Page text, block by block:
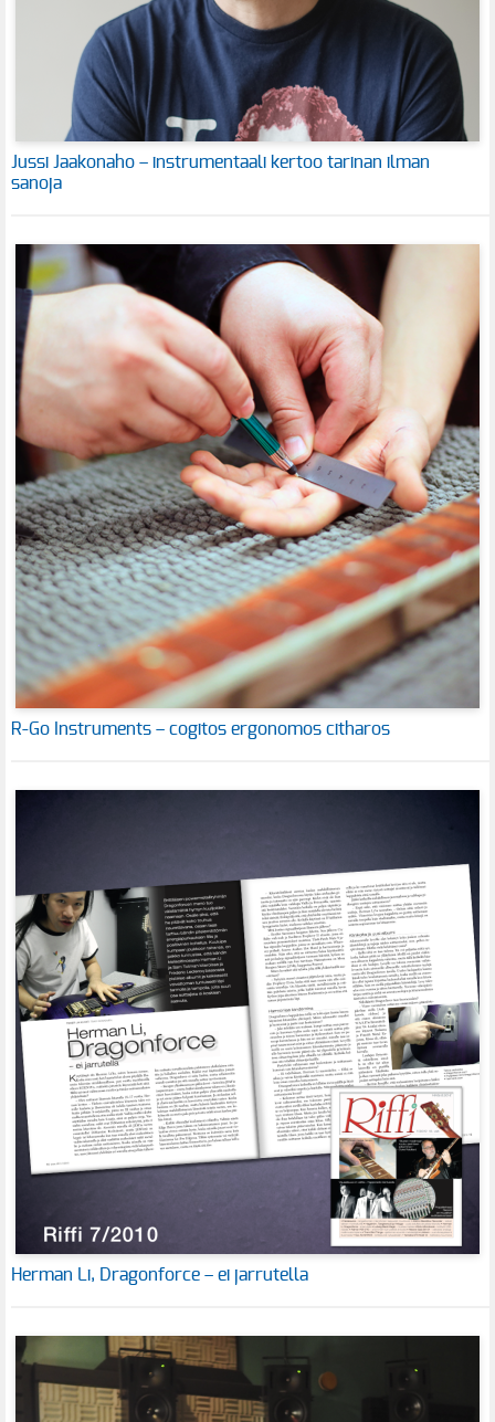
Jussi Jaakonaho – instrumentaali kertoo tarinan ilman
sanoja
R-Go Instruments – cogitos ergonomos citharos
Herman Li, Dragonforce – ei jarrutella